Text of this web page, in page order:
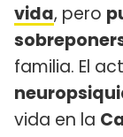
vida, pero
familia. El
vida en la